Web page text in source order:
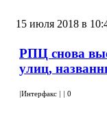
15 июля 2018 в
РПЦ снова
улиц,
|Интерфакс | | 0